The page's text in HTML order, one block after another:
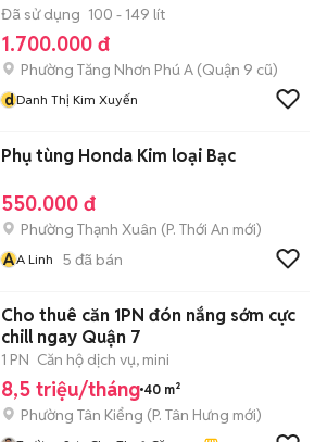
Đã sử dụng 100 - 149 lít
1.700.000 đ
Phường Tăng Nhơn Phú A (Quận 9 cũ)
dDanh Thị Kim Xuyến
Phụ tùng Honda Kim loại Bạc
550.000 đ
Phường Thạnh Xuân (P. Thới An mới)
AA Linh 5 đã bán
Cho thuê căn 1PN đón nắng sớm cực
chill ngay Quận 7
1 PN Căn hộ dịch vụ, mini
8,5 triệu/tháng 40 m²
Phường Tân Kiểng (P. Tân Hưng mới)